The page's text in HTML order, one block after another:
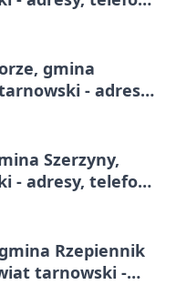
gmina
- adresy,
Szerzyny,
- adresy, telefony,
Rzepiennik
tarnowski -